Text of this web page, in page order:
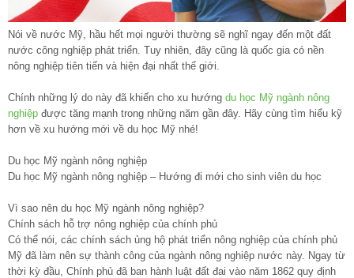
Nói về nước Mỹ, hầu hết mọi người thường sẽ nghĩ ngay đến một đất
nước công nghiệp phát triển. Tuy nhiên, đây cũng là quốc gia có nền
nông nghiệp tiên tiến và hiện đại nhất thế giới.
Chính những lý do này đã khiến cho xu hướng du học Mỹ ngành nông
nghiệp được tăng mạnh trong những năm gần đây. Hãy cùng tìm hiểu kỹ
hơn về xu hướng mới về du học Mỹ nhé!
Du học Mỹ ngành nông nghiệp
Du học Mỹ ngành nông nghiệp – Hướng đi mới cho sinh viên du học
Vì sao nên du học Mỹ ngành nông nghiệp?
Chính sách hỗ trợ nông nghiệp của chính phủ
Có thể nói, các chính sách ủng hộ phát triển nông nghiệp của chính phủ
Mỹ đã làm nên sự thành công của ngành nông nghiệp nước này. Ngay từ
thời kỳ đầu, Chính phủ đã ban hành luật đất đai vào năm 1862 quy định